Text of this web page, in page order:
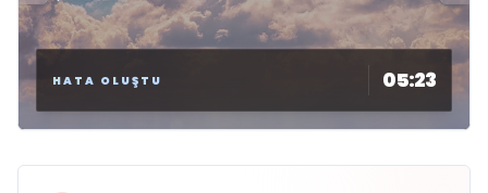
HATA OLUŞTU 05:23